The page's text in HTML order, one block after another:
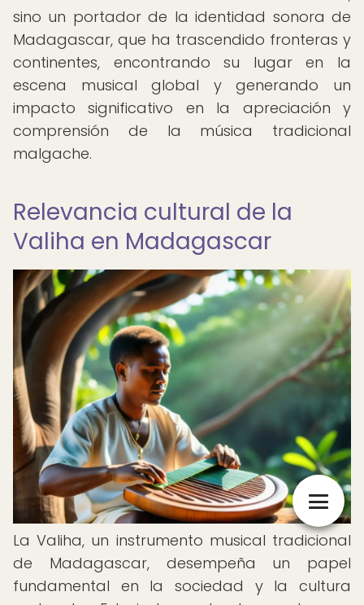
sino un portador de la identidad sonora de
Madagascar, que ha trascendido fronteras y
continentes, encontrando su lugar en la
escena musical global y generando un
impacto significativo en la apreciación y
comprensión de la música tradicional
malgache.
Relevancia cultural de la
Valiha en Madagascar
La Valiha, un instrumento musical tradicional
de Madagascar, desempeña un papel
fundamental en la sociedad y la cultura